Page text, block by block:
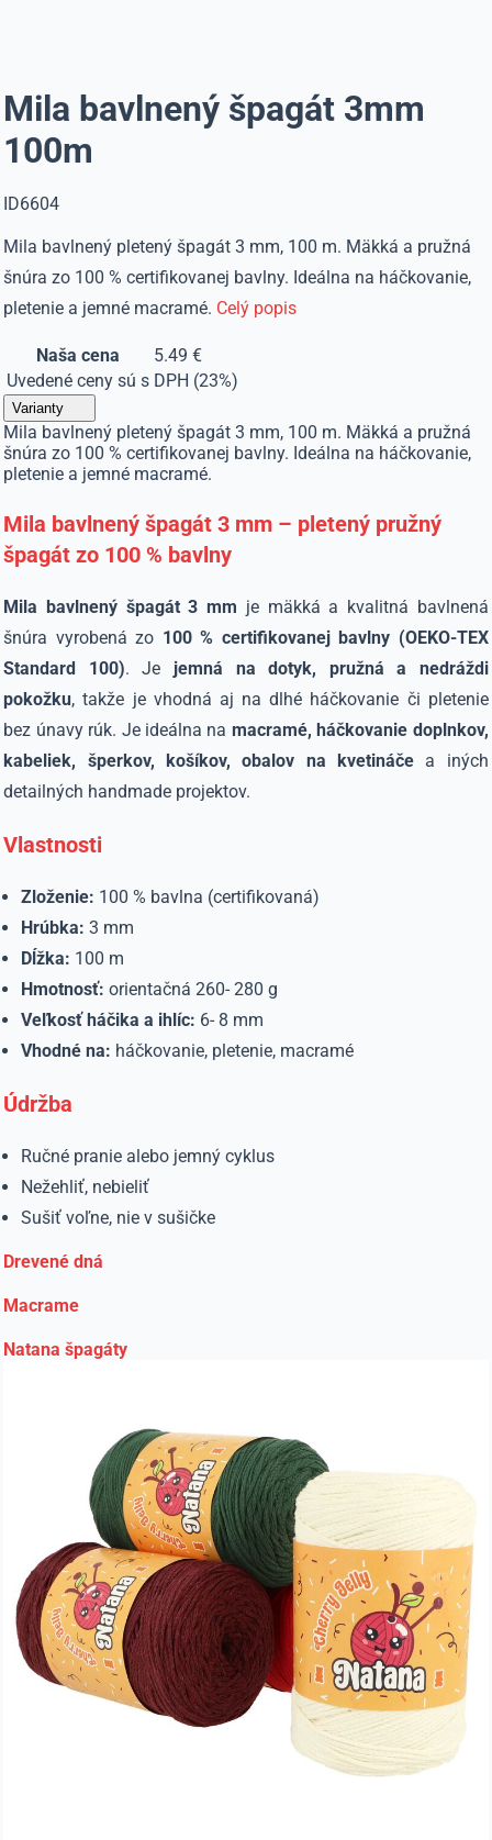
Mila bavlnený špagát 3mm
100m
ID6604
Mila bavlnený pletený špagát 3 mm, 100 m. Mäkká a pružná
šnúra zo 100 % certifikovanej bavlny. Ideálna na háčkovanie,
pletenie a jemné macramé. Celý popis
Naša cena
5.49 €
Uvedené ceny sú s DPH (23%)
Varianty
Mila bavlnený pletený špagát 3 mm, 100 m. Mäkká a pružná
šnúra zo 100 % certifikovanej bavlny. Ideálna na háčkovanie,
pletenie a jemné macramé.
Mila bavlnený špagát 3 mm – pletený pružný
špagát zo 100 % bavlny
Mila bavlnený špagát 3 mm je mäkká a kvalitná bavlnená
šnúra vyrobená zo 100 % certifikovanej bavlny (OEKO-TEX
Standard 100). Je jemná na dotyk, pružná a nedráždi
pokožku, takže je vhodná aj na dlhé háčkovanie či pletenie
bez únavy rúk. Je ideálna na macramé, háčkovanie doplnkov,
kabeliek, šperkov, košíkov, obalov na kvetináče a iných
detailných handmade projektov.
Vlastnosti
Zloženie: 100 % bavlna (certifikovaná)
Hrúbka: 3 mm
Dĺžka: 100 m
Hmotnosť: orientačná 260- 280 g
Veľkosť háčika a ihlíc: 6- 8 mm
Vhodné na: háčkovanie, pletenie, macramé
Údržba
Ručné pranie alebo jemný cyklus
Nežehliť, nebieliť
Sušiť voľne, nie v sušičke
Drevené dná
Macrame
Natana špagáty